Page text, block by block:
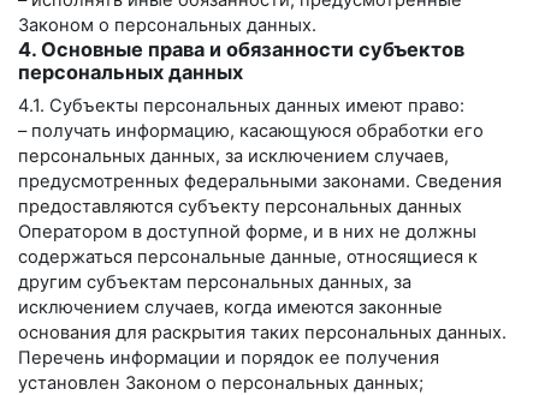
Законом о персональных данных.
4. Основные права и обязанности субъектов
персональных данных
4.1. Субъекты персональных данных имеют право:
– получать информацию, касающуюся обработки его
персональных данных, за исключением случаев,
предусмотренных федеральными законами. Сведения
предоставляются субъекту персональных данных
Оператором в доступной форме, и в них не должны
содержаться персональные данные, относящиеся к
другим субъектам персональных данных, за
исключением случаев, когда имеются законные
основания для раскрытия таких персональных данных.
Перечень информации и порядок ее получения
установлен Законом о персональных данных;